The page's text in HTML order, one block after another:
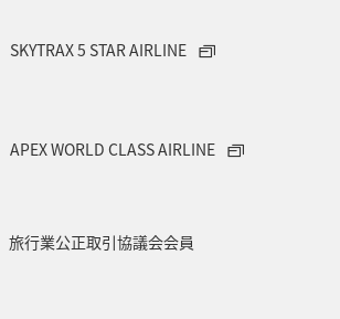
SKYTRAX 5 STAR AIRLINE
APEX WORLD CLASS AIRLINE
旅行業公正取引協議会会員